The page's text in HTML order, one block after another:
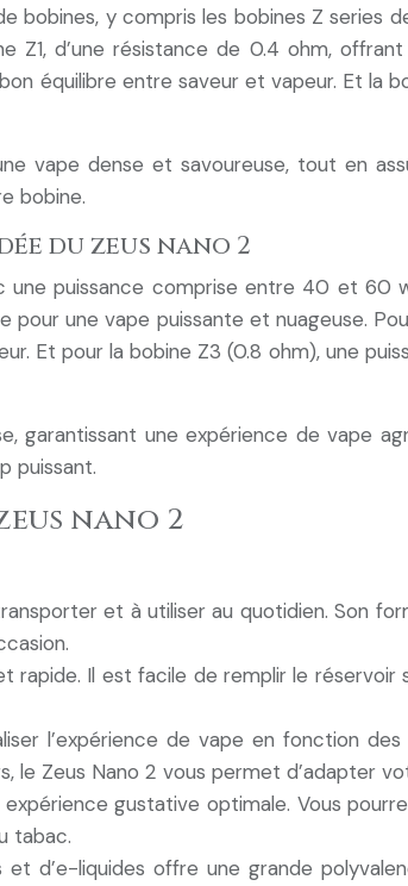
bobines, y compris les bobines Z series
Z1, d’une résistance de 0.4 ohm,
équilibre entre saveur et vapeur. Et la
vape dense et savoureuse, tout en
bobine.
du zeus nano 2
puissance comprise entre 40 et 60
une vape puissante et nuageuse.
Et pour la bobine Z3 (0.8 ohm), une
garantissant une expérience de vape
puissant.
nano 2
et à utiliser au quotidien. Son
Il est facile de remplir le
l’expérience de vape en fonction
le Zeus Nano 2 vous permet d’adapter
gustative optimale. Vous
tabac.
d’e-liquides offre une grande